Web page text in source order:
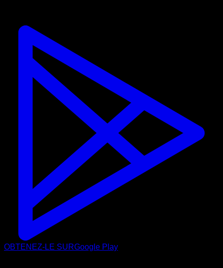
OBTENEZ-LE SURGoogle Play